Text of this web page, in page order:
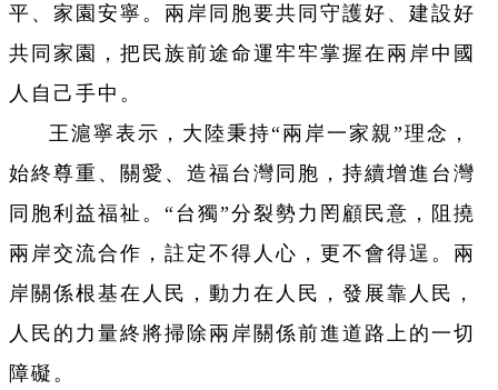
平、家園安寧。兩岸同胞要共同守護好、建設好
共同家園，把民族前途命運牢牢掌握在兩岸中國
人自己手中。
王滬寧表示，大陸秉持“兩岸一家親”理念，
始終尊重、關愛、造福台灣同胞，持續增進台灣
同胞利益福祉。“台獨”分裂勢力罔顧民意，阻撓
兩岸交流合作，註定不得人心，更不會得逞。兩
岸關係根基在人民，動力在人民，發展靠人民，
人民的力量終將掃除兩岸關係前進道路上的一切
障礙。